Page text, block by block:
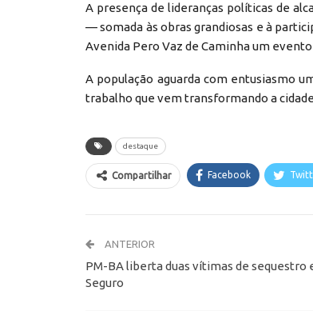
A presença de lideranças políticas de
— somada às obras grandiosas e à
Avenida Pero Vaz de Caminha um
A população aguarda com entusiasmo
trabalho que vem transformando a
destaque
Compartilhar Facebook
ANTERIOR
PM-BA liberta duas vítimas de sequestro
Seguro